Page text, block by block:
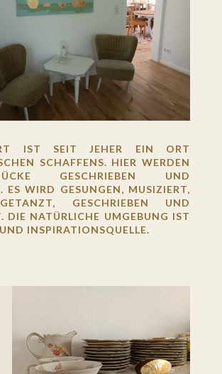
IST SEIT JEHER EIN ORT
SCHAFFENS. HIER WERDEN
GESCHRIEBEN UND
ES WIRD GESUNGEN, MUSIZIERT,
GESCHRIEBEN UND
DIE NATÜRLICHE UMGEBUNG IST
INSPIRATIONSQUELLE.